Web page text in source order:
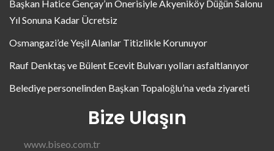
Başkan Hatice Gençay’ın Önerisiyle Akyeniköy Düğün Salonu
Yıl Sonuna Kadar Ücretsiz
Osmangazi’de Yeşil Alanlar Titizlikle Korunuyor
Rauf Denktaş ve Bülent Ecevit Bulvarı yolları asfaltlanıyor
Belediye personelinden Başkan Topaloğlu’na veda ziyareti
Bize Ulaşın
www.biseo.com.tr